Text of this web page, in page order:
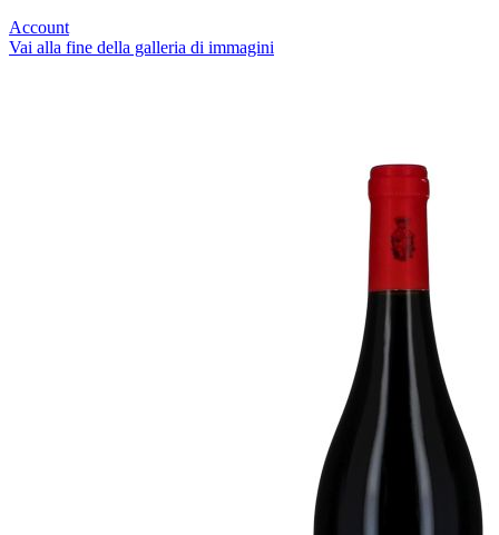
Account
Vai alla fine della galleria di immagini